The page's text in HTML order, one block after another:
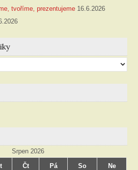
tvoříme, prezentujeme 16.6.2026
Srpen 2026
Čt Pá So Ne